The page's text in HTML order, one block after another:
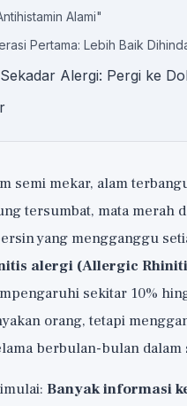
Alami"
Pertama: Lebih Baik
Alergi: Pergi ke
semi mekar, alam
tersumbat, mata merah
yang mengganggu
alergi (Allergic
sekitar 10%
orang, tetapi
berbulan-bulan dalam
Banyak informasi